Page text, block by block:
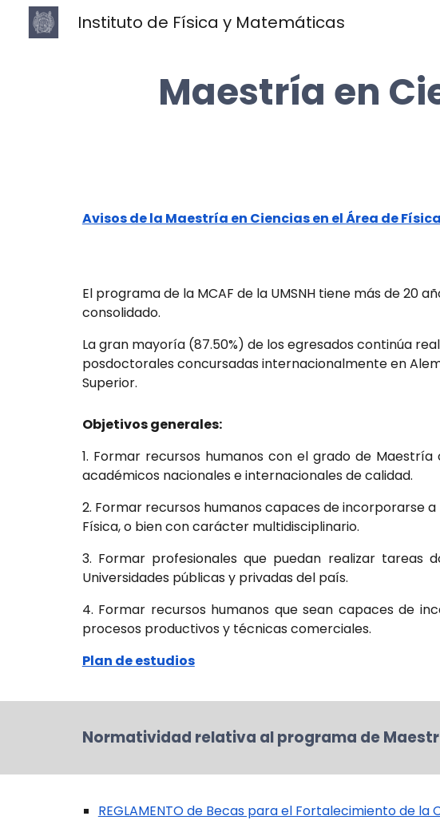
Skip to main
Instituto de Física y Matemáticas
Maestría en
Avisos de la Maestría en Ciencias en el Área de Física
El programa de la MCAF de la UMSNH tiene más de 20
consolidado.
La gran mayoría (87.50%) de los egresados continúa
posdoctorales concursadas internacionalmente en
Superior.
Objetivos generales:
1. Formar recursos humanos con el grado de
académicos nacionales e internacionales de calidad.
2. Formar recursos humanos capaces de incorporarse
Física, o bien con carácter multidisciplinario.
3. Formar profesionales que puedan realizar
Universidades públicas y privadas del país.
4. Formar recursos humanos que sean capaces de
procesos productivos y técnicas comerciales.
Plan de estudios
Normatividad relativa al programa de
REGLAMENTO de Becas para el Fortalecimiento de